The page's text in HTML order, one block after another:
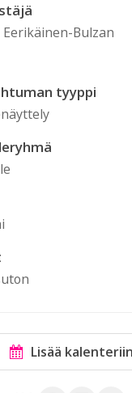
Eerikäinen-Bulzan
tyyppi
Lisää kalenteriin